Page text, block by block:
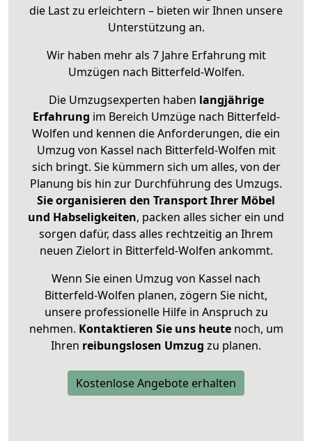
die Last zu erleichtern – bieten wir Ihnen unsere
Unterstützung an.
Wir haben mehr als 7 Jahre Erfahrung mit
Umzügen nach Bitterfeld-Wolfen.
Die Umzugsexperten haben langjährige
Erfahrung im Bereich Umzüge nach Bitterfeld-
Wolfen und kennen die Anforderungen, die ein
Umzug von Kassel nach Bitterfeld-Wolfen mit
sich bringt. Sie kümmern sich um alles, von der
Planung bis hin zur Durchführung des Umzugs.
Sie organisieren den Transport Ihrer Möbel
und Habseligkeiten, packen alles sicher ein und
sorgen dafür, dass alles rechtzeitig an Ihrem
neuen Zielort in Bitterfeld-Wolfen ankommt.
Wenn Sie einen Umzug von Kassel nach
Bitterfeld-Wolfen planen, zögern Sie nicht,
unsere professionelle Hilfe in Anspruch zu
nehmen. Kontaktieren Sie uns heutenoch, um
Ihren reibungslosen Umzug zu planen.
Kostenlose Angebote erhalten